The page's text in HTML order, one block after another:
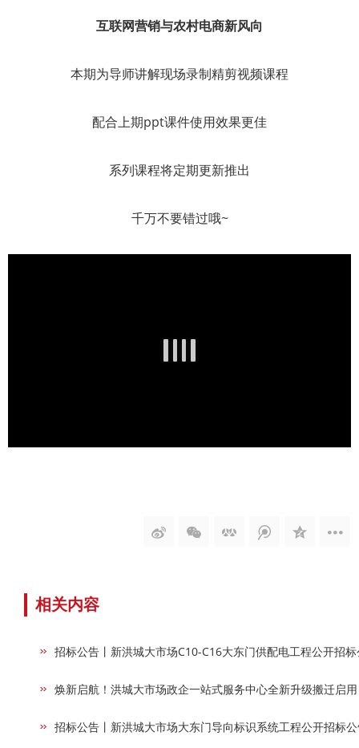
互联网营销与农村电商新风向
本期为导师讲解现场录制精剪视频课程
配合上期ppt课件使用效果更佳
系列课程将定期更新推出
千万不要错过哦~
相关内容
招标公告丨新洪城大市场C10-C16大东门供配电工程公开招
焕新启航！洪城大市场政企一站式服务中心全新升级搬迁启用
招标公告丨新洪城大市场大东门导向标识系统工程公开招标